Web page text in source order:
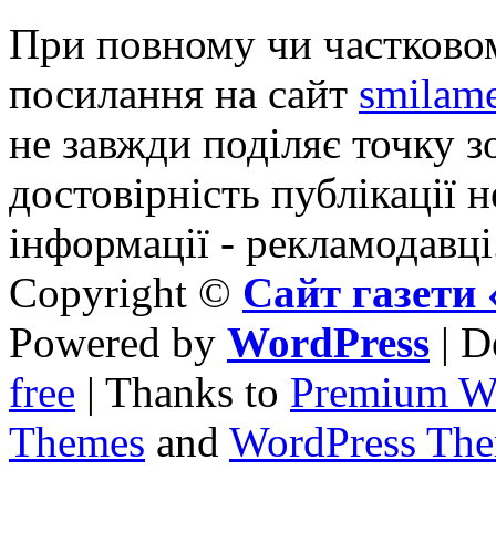
При повному чи
посилання на сайт
не завжди поділяє точку
достовірність публікації
інформації -
Copyright © Сайт
Powered by WordPress |
free | Thanks to Premium
Themes and WordPress